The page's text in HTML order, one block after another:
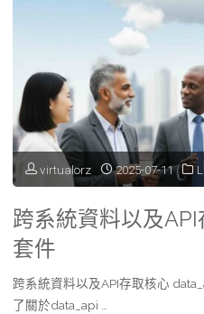
的
快
速
發
構"
virtualorz 2025-07-11
跨系統資料以及
套件
跨系統資料以及API存取核心
了關於data_api …